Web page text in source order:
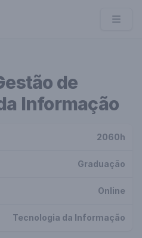
de
Informação
2060h
Graduação
Online
Tecnologia da Informação